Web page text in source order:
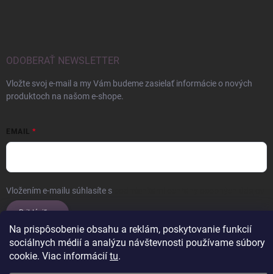
Na prispôsobenie obsahu a reklám, poskytovanie funkcií
sociálnych médií a analýzu návštevnosti používame súbory
cookie. Viac informácií tu.
ODOBERAŤ NEWSLETTER
Vložte svoj e-mail a my Vám budeme zasielať informácie o nových
produktoch na našom e-shope.
EMAIL
Vložením e-mailu súhlasíte s
Prihlásiť sa